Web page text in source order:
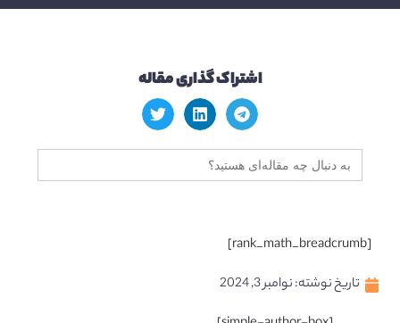
اشتراک گذاری مقاله
جستجو
برای:
[rank_math_breadcrumb]
تاریخ نوشته:نوامبر 3, 2024